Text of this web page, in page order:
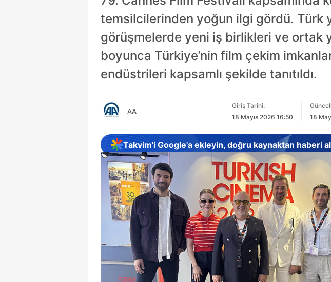
temsilcilerinden yoğun ilgi gördü. Türk
görüşmelerde yeni iş birlikleri ve ortak
boyunca Türkiye’nin film çekim
endüstrileri kapsamlı şekilde tanıtıldı.
AA
Giriş Tarihi:
18 Mayıs 2026 16:50
18
Takvim'i Google'a ekleyin, doğru kaynaktan haberi